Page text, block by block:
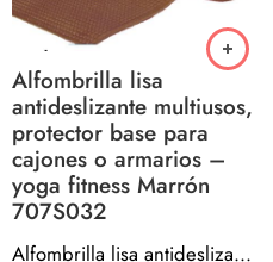
Alfombrilla lisa
antideslizante multiusos,
protector base para
cajones o armarios –
yoga fitness Marrón
707S032
Alfombrilla lisa antideslizante multiusos, protector base para cajones o armarios – yoga fitness Marrón 707S032